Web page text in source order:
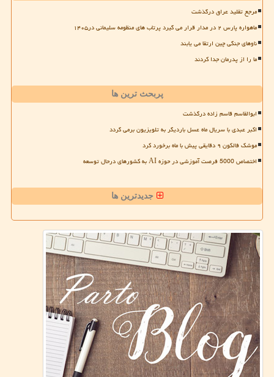
مرجع تقلید عراق درگذشت
ماهواره پارس ۲ در مدار قرار می گیرد پرتاب های منظومه سلیمانی در۱۴۰۵
ناوهای جنگی چین ارتقا می یابند
ما را از پدرمان جدا کردند
پربحث ترین ها
ابوالقاسم قاسم زاده درگذشت
اکبر عبدی با سریال ماه عسل باردیگر به تلویزیون برمی گردد
موشک فالکون ۹ دقایقی پیش با ماه برخورد کرد
اختصاص 5000 فرصت آموزشی در حوزه AI به کشورهای درحال توسعه
جدیدترین ها